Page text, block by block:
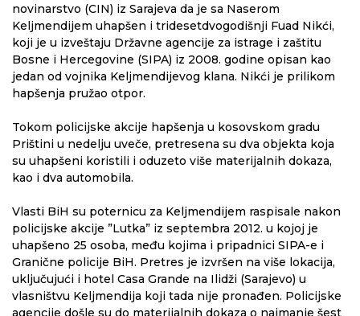
novinarstvo (CIN) iz Sarajeva da je sa Naserom
Keljmendijem uhapšen i tridesetdvogodišnji Fuad Nikći,
koji je u izveštaju Državne agencije za istrage i zaštitu
Bosne i Hercegovine (SIPA) iz 2008. godine opisan kao
jedan od vojnika Keljmendijevog klana. Nikći je prilikom
hapšenja pružao otpor.
Tokom policijske akcije hapšenja u kosovskom gradu
Prištini u nedelju uveče, pretresena su dva objekta koja
su uhapšeni koristili i oduzeto više materijalnih dokaza,
kao i dva automobila.
Vlasti BiH su poternicu za Keljmendijem raspisale nakon
policijske akcije ”Lutka” iz septembra 2012. u kojoj je
uhapšeno 25 osoba, među kojima i pripadnici SIPA-e i
Granične policije BiH. Pretres je izvršen na više lokacija,
uključujući i hotel Casa Grande na Ilidži (Sarajevo) u
vlasništvu Keljmendija koji tada nije pronađen. Policijske
agencije došle su do materijalnih dokaza o najmanje šest